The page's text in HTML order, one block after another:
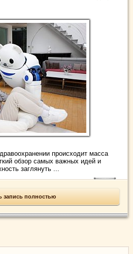
происходит масса
обзор самых важных идей и
заглянуть ...
запись полностью